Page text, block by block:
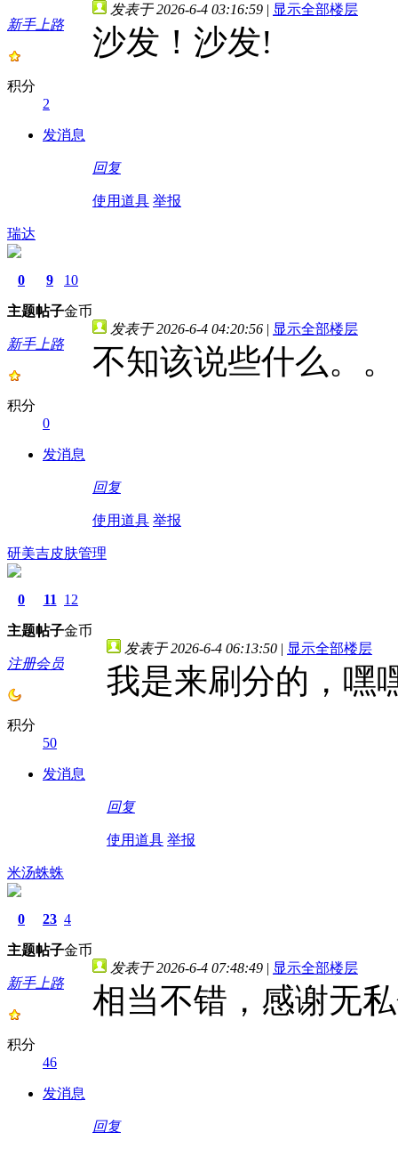
新手上路
积分
2
发消息
发表于 2026-6-4 03:16:59 | 显示全部楼层
沙发！沙发!
回复
使用道具 举报
瑞达
0
主题
9
帖子
10
金币
新手上路
积分
0
发消息
发表于 2026-6-4 04:20:56 | 显示全部楼层
不知该说些什么。
回复
使用道具 举报
研美吉皮肤管理
0
主题
11
帖子
12
金币
注册会员
积分
50
发消息
发表于 2026-6-4 06:13:50 | 显示全部楼层
我是来刷分的，嘿
回复
使用道具 举报
米汤蛛蛛
0
主题
23
帖子
4
金币
新手上路
积分
46
发消息
发表于 2026-6-4 07:48:49 | 显示全部楼层
相当不错，感谢无
回复